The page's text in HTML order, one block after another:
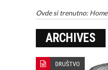
Ovde si trenutno: Home
ARCHIVES
DRUŠTVO